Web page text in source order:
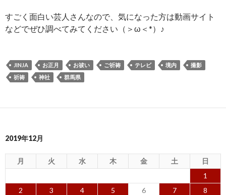
すごく面白い芸人さんなので、気になった方は動画サイト
などでぜひ調べてみてください（＞ω＜*）♪
JINJA お正月 お祓い ご祈祷 テレビ 境内
撮影
祈祷
神社 群馬県
2019年12月
月 火 水 木 金 土
日
1
2
3 4 5 6 7 8